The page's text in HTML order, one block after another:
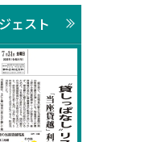
ェスト